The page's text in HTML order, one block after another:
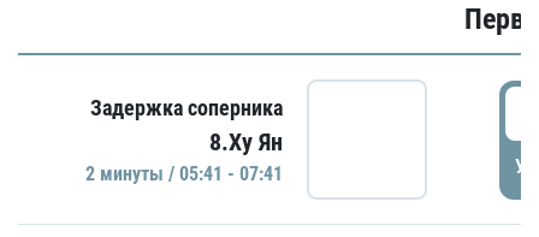
Задержка соперника
8.Ху Ян
2 минуты / 05:41 - 07:41